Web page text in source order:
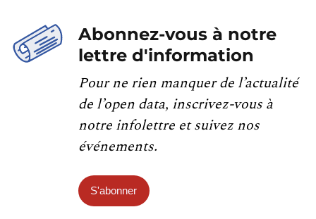
Abonnez-vous à notre
lettre d'information
Pour ne rien manquer de l’actualité
de l’open data, inscrivez-vous à
notre infolettre et suivez nos
événements.
S'abonner